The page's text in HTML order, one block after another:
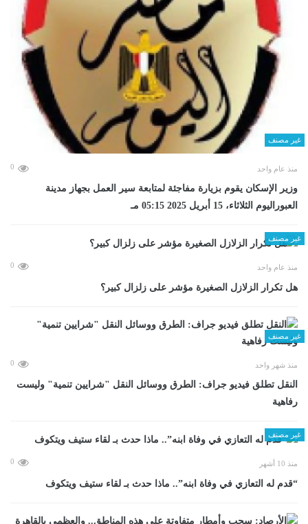
غير مصنف
منذ عام واحد 0
وزير الإسكان يقوم بزيارة مفاجئة لمتابعة سير العمل بجهاز مدينة
العبوراليوم الثلاثاء، 15 أبريل 2025 05:15 مـ
غير مصنف
منذ عام واحد 0
هل تكرار الزلازل الصغيرة مؤشر على زلزال كبير؟
غير مصنف
منذ شهر واحد 0
​النقل تطلق فيديو جراف: الطرق ووسائل النقل "شرايين تنمية" وليست
رفاهية
غير مصنف
منذ 10 أشهر 0
“قدم له التعازي في وفاة ابنه”.. ماذا حدث بـ لقاء ستيف ويتكوف